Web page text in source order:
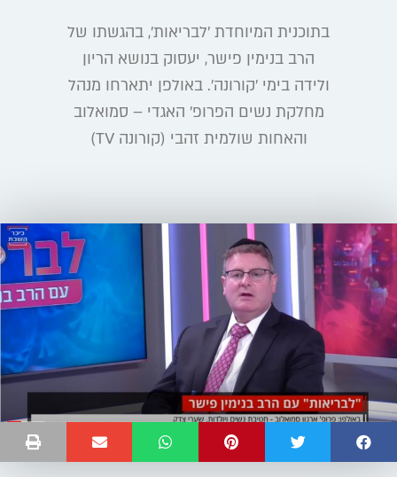
בתוכנית המיוחדת 'לבריאות', בהגשתו של
הרב בנימין פישר, יעסוק בנושא הריון
ולידה בימי 'קורונה'. באולפן יתארחו מנהל
מחלקת נשים הפרופ' האגדי – סמואלוב
והאחות שולמית זהבי (קורונה TV)